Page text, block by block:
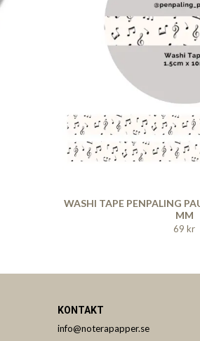
WASHI TAPE PENPALING
MM
69 kr
KONTAKT
info@noterapapper.se